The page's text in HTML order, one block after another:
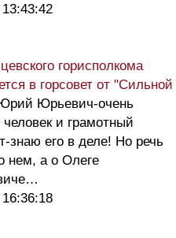
горисполкома
в горсовет от "Сильной
Юрьевич-очень
и грамотный
знаю его в деле! Но речь
нем, а о Олеге